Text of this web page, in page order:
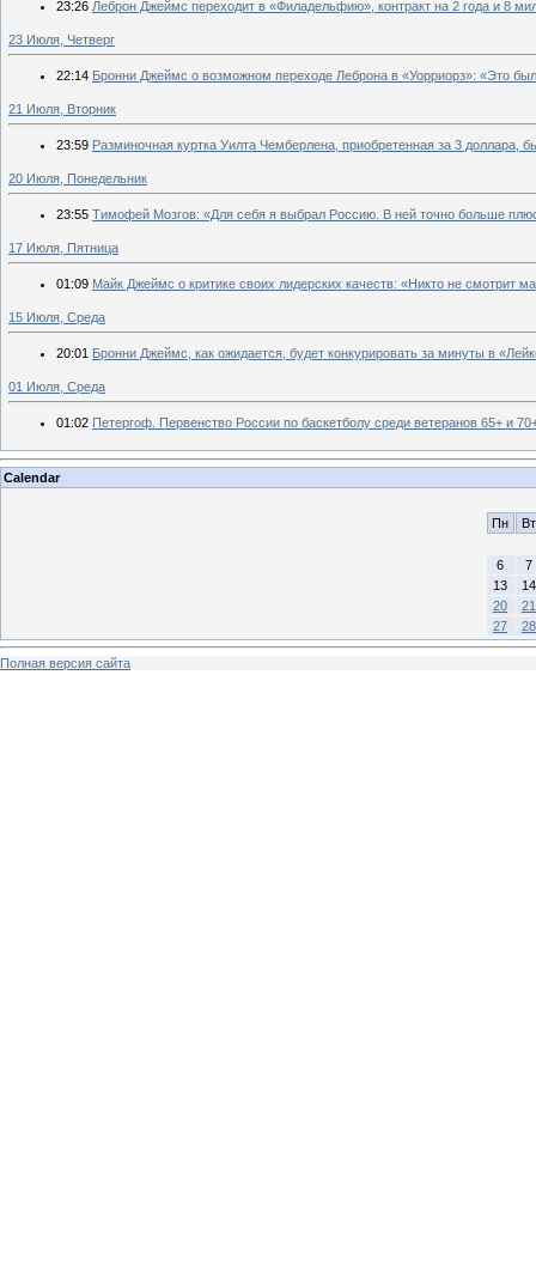
23:26 Леброн Джеймс переходит в «Филадельфию», контракт на 2 года и 8
23 Июля, Четверг
22:14 Бронни Джеймс о возможном переходе Леброна в «Уорриорз»: «Это
21 Июля, Вторник
23:59 Разминочная куртка Уилта Чемберлена, приобретенная за 3 доллара,
20 Июля, Понедельник
23:55 Тимофей Мозгов: «Для себя я выбрал Россию. В ней точно больше
17 Июля, Пятница
01:09 Майк Джеймс о критике своих лидерских качеств: «Никто не смотрит
15 Июля, Среда
20:01 Бронни Джеймс, как ожидается, будет конкурировать за минуты в
01 Июля, Среда
01:02 Петергоф. Первенство России по баскетболу среди ветеранов 65+ и
Calendar
Пн Вт
6
7
13
14
20
21
27
28
Полная версия сайта